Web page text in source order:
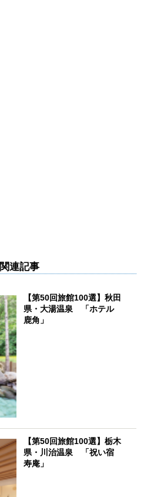
関連記事
【第50回旅館100選】秋田
県・大湯温泉 「ホテル
鹿角」
【第50回旅館100選】栃木
県・川治温泉 「祝い宿
寿庵」